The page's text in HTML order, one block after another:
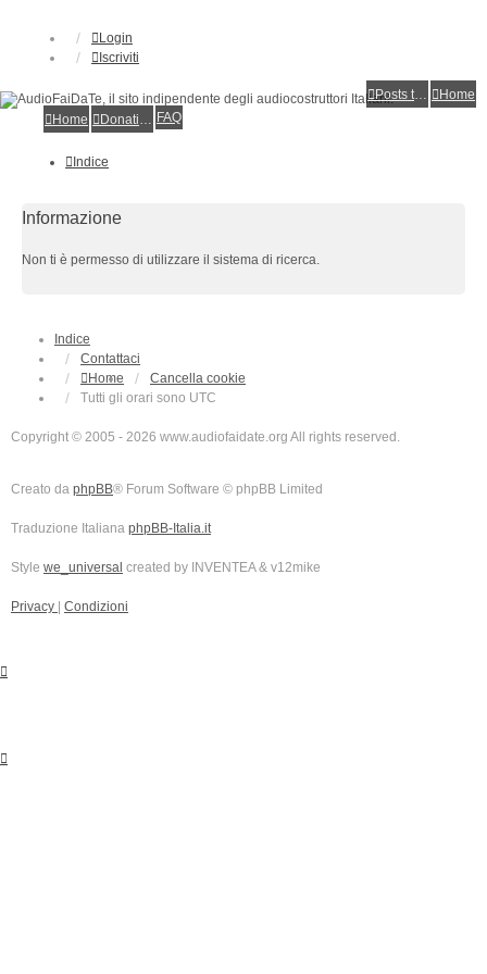
Login
Iscriviti
Posts toplist
Home
Home
Donations FAQ
Indice
Informazione
Non ti è permesso di utilizzare il sistema di ricerca.
Indice
Contattaci
Home
Cancella cookie
Tutti gli orari sono UTC
Copyright © 2005 - 2026 www.audiofaidate.org All rights reserved.
Creato da phpBB® Forum Software © phpBB Limited
Traduzione Italiana phpBB-Italia.it
Style we_universal created by INVENTEA & v12mike
Privacy Condizioni